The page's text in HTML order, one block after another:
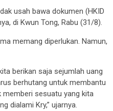
usah bawa dokumen (HKID
di Kwun Tong, Rabu (31/8).
memang diperlukan. Namun,
berikan saja sejumlah uang
berhutang untuk membantu
memberi sesuatu yang kita
dialami Kry,” ujarnya.